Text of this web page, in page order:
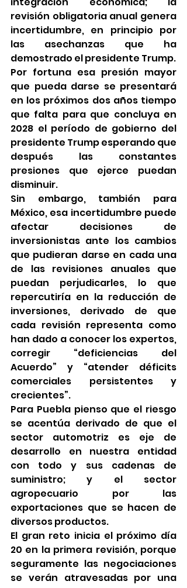
revisión obligatoria anual genera
incertidumbre, en principio por
las asechanzas que ha
demostrado el presidente Trump.
Por fortuna esa presión mayor
que pueda darse se presentará
en los próximos dos años tiempo
que falta para que concluya en
2028 el período de gobierno del
presidente Trump esperando que
después las constantes
presiones que ejerce puedan
disminuir.
Sin embargo, también para
México, esa incertidumbre puede
afectar decisiones de
inversionistas ante los cambios
que pudieran darse en cada una
de las revisiones anuales que
puedan perjudicarles, lo que
repercutiría en la reducción de
inversiones, derivado de que
cada revisión representa como
han dado a conocer los expertos,
corregir “deficiencias del
Acuerdo” y “atender déficits
comerciales persistentes y
crecientes”.
Para Puebla pienso que el riesgo
se acentúa derivado de que el
sector automotriz es eje de
desarrollo en nuestra entidad
con todo y sus cadenas de
suministro; y el sector
agropecuario por las
exportaciones que se hacen de
diversos productos.
El gran reto inicia el próximo día
20 en la primera revisión, porque
seguramente las negociaciones
se verán atravesadas por una